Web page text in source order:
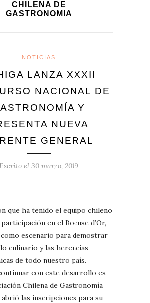
CHILENA DE
GASTRONOMIA
NOTICIAS
LANZA XXXII
NACIONAL DE
Y
NUEVA
GENERAL
Escrito el 30 marzo, 2019
que ha tenido el equipo chileno
en el Bocuse d’Or,
escenario para demostrar
culinario y las herencias
de todo nuestro país.
con este desarrollo es
Chilena de Gastronomía
abrió las inscripciones para su